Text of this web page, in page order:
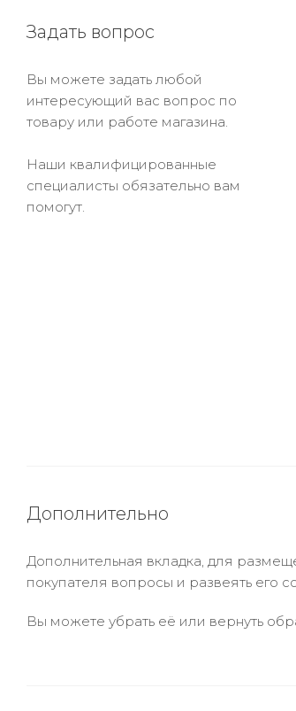
Задать вопрос
Вы можете задать любой
интересующий вас вопрос по
товару или работе магазина.
Наши квалифицированные
специалисты обязательно вам
помогут.
Дополнительно
Дополнительная вкладка, для
покупателя вопросы и развеять его
Вы можете убрать её или вернуть